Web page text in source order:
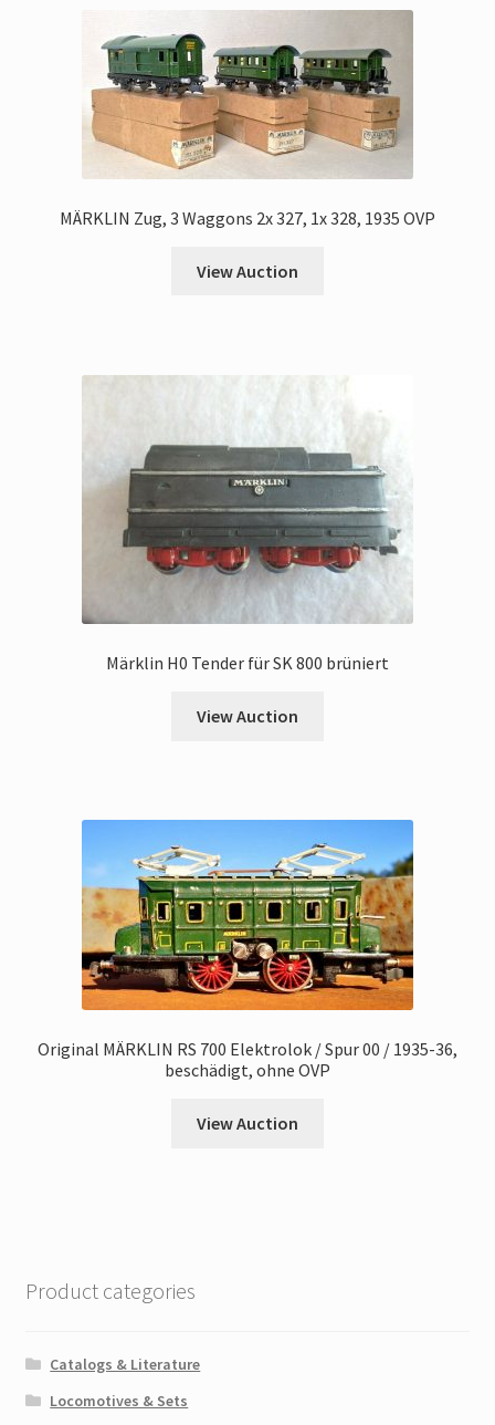
MÄRKLIN Zug, 3 Waggons 2x 327, 1x 328, 1935 OVP
View Auction
Märklin H0 Tender für SK 800 brüniert
View Auction
Original MÄRKLIN RS 700 Elektrolok / Spur 00 / 1935-36,
beschädigt, ohne OVP
View Auction
Product categories
Catalogs & Literature
Locomotives & Sets